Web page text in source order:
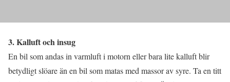
3. Kalluft och insug
En bil som andas in varmluft i motorn eller bara lite kalluft blir
betydligt slöare än en bil som matas med massor av syre. Ta en titt